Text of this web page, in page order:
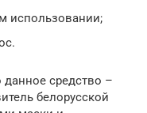
использовании;
данное средство –
белорусской